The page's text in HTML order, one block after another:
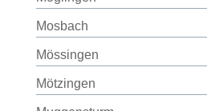
Mosbach
Mössingen
Mötzingen